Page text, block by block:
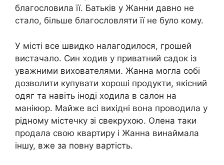
благословила її. Батьків у Жанни давно не
стало, більше благословляти її не було кому.
У місті все швидко налагодилося, грошей
вистачало. Син ходив у приватний садок із
уважними вихователями. Жанна могла собі
дозволити купувати хороші продукти, якісний
одяг та навіть іноді ходила в салон на
манікюр. Майже всі вихідні вона проводила у
рідному містечку зі свекрухою. Олена таки
продала свою квартиру і Жанна винаймала
іншу, вже за повну вартість.